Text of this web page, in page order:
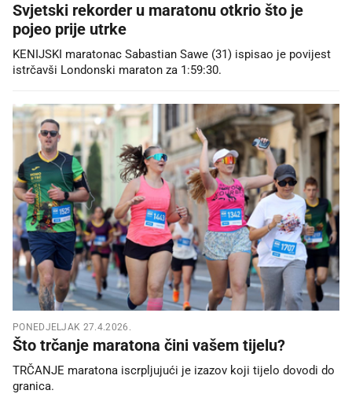
Svjetski rekorder u maratonu otkrio što je
pojeo prije utrke
KENIJSKI maratonac Sabastian Sawe (31) ispisao je povijest
istrčavši Londonski maraton za 1:59:30.
PONEDJELJAK 27.4.2026.
Što trčanje maratona čini vašem tijelu?
TRČANJE maratona iscrpljujući je izazov koji tijelo dovodi do
granica.